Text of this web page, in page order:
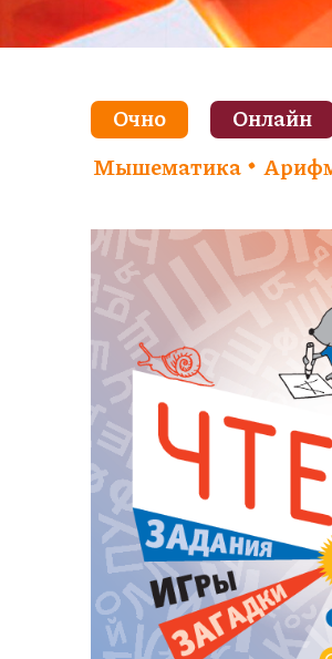
Очно Онлайн
Мышематика